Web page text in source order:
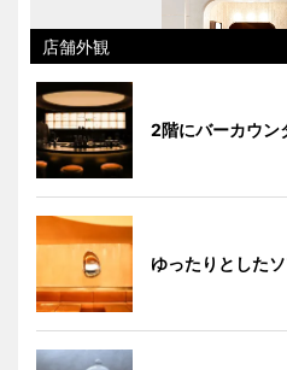
店舗外観
2階にバーカウン
ゆったりとした